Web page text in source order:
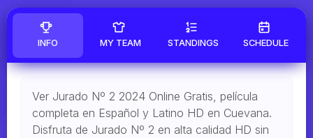
INFO MY TEAM STANDINGS SCHEDULE
Ver Jurado Nº 2 2024 Online Gratis, película
completa en Español y Latino HD en Cuevana.
Disfruta de Jurado Nº 2 en alta calidad HD sin